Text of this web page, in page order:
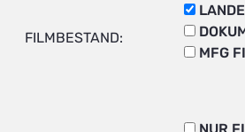
FILMBESTAND:
MFG
NUR